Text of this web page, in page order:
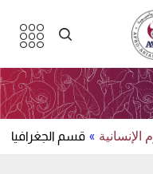
الإنسانية » قسم الجغرافيا